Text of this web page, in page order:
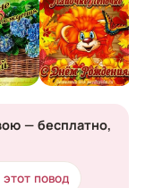
— бесплатно,
повод